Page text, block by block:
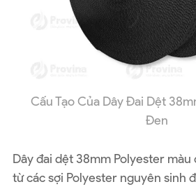
Cấu Tạo Của Dây Đai Dệt
Đen
Dây đai dệt 38mm Polyester
từ các sợi Polyester nguyên sinh